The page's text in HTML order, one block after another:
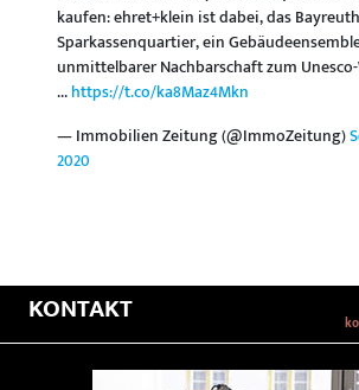
kaufen: ehret+klein ist dabei, das
Sparkassenquartier, ein
unmittelbarer Nachbarschaft zum
...https://t.co/ka8Maz4Mkn
— Immobilien Zeitung (@ImmoZeitung)
2020
KONTAKT